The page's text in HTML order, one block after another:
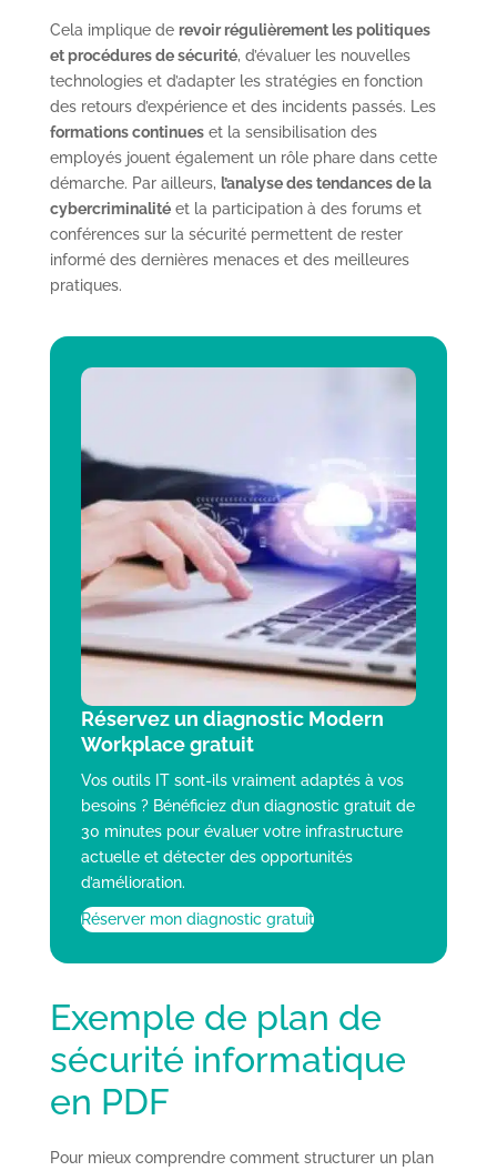
Cela implique de revoir régulièrement les politiques
et procédures de sécurité, d’évaluer les nouvelles
technologies et d’adapter les stratégies en fonction
des retours d’expérience et des incidents passés. Les
formations continueset la sensibilisation des
employés jouent également un rôle phare dans cette
démarche. Par ailleurs, l’analyse des tendances de la
cybercriminalitéet la participation à des forums et
conférences sur la sécurité permettent de rester
informé des dernières menaces et des meilleures
pratiques.
Réservez un diagnostic Modern
Workplace gratuit
Vos outils IT sont-ils vraiment adaptés à vos
besoins ? Bénéficiez d’un diagnostic gratuit de
30 minutes pour évaluer votre infrastructure
actuelle et détecter des opportunités
d’amélioration.
Réserver mon diagnostic gratuit
Exemple de plan de
sécurité informatique
en PDF
Pour mieux comprendre comment structurer un plan